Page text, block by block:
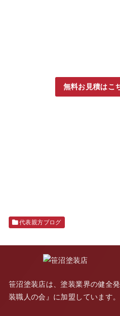
無料お見積はこ
代表親方ブログ
笹沼塗装店は、塗装業界の健全
装職人の会 』に加盟しています。